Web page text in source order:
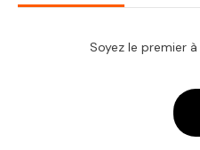
Soyez le premier